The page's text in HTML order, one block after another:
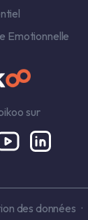
Emotionnelle
sur
des données